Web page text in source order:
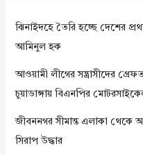
ঝিনাইদহে তৈরি হচ্ছে দেশের
আমিনুল হক
আওয়ামী লীগের সন্ত্রাসীদের
চুয়াডাঙ্গায় বিএনপির
জীবননগর সীমান্ত এলাকা থেকে
সিরাপ উদ্ধার